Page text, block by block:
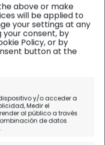
above or make
will be applied to
your settings at any
your consent, by
Policy, or by
button at the
y/o acceder a
Medir el
al público a través
de datos
en Wadi